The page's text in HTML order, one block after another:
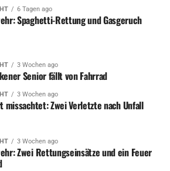
Contest im Schöntal
6 Tagen ago
Spaghetti-Rettung und Gasgeruch
3 Wochen ago
Senior fällt von Fahrrad
3 Wochen ago
missachtet: Zwei Verletzte nach Unfall
3 Wochen ago
Zwei Rettungseinsätze und ein Feuer